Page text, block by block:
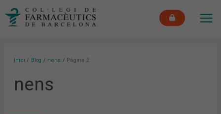
Inici Blog nens Pàgina 2
nens